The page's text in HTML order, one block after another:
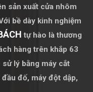
sản xuất cửa nhôm
bề dày kinh nghiệm
tự hào là thương
hàng trên khắp 63
lý bằng máy cắt
đầu đố, máy đột dập,